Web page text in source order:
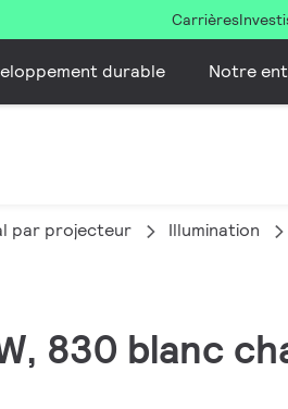
Carrières
durable Notre
par projecteur Illumination
830 blanc